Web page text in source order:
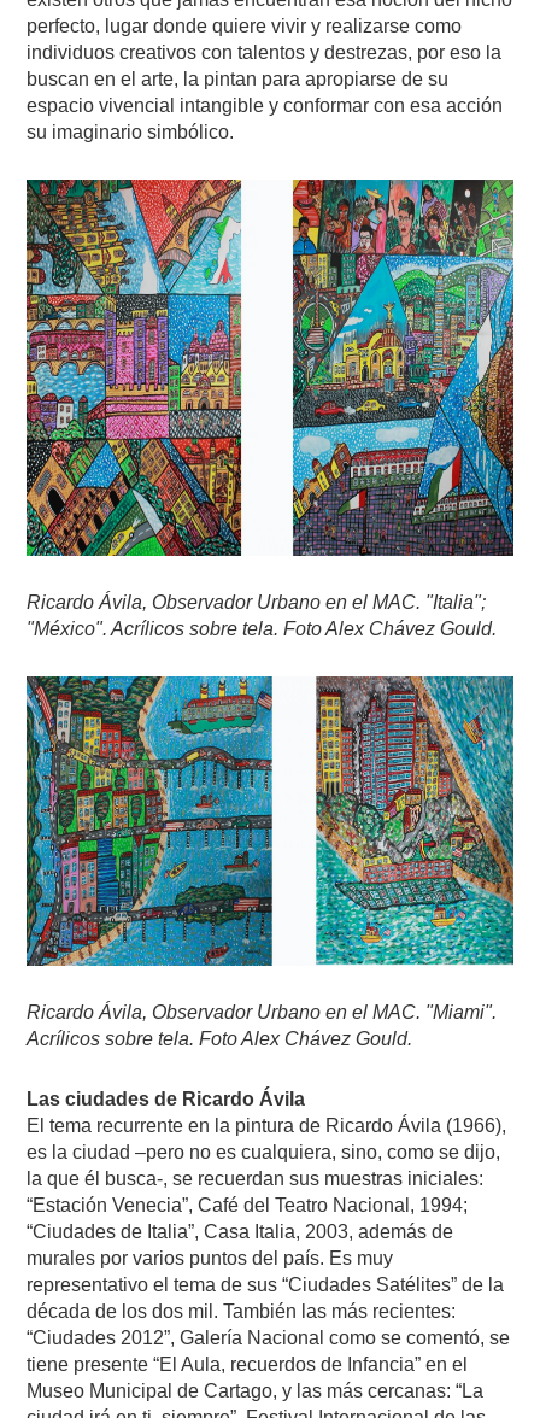
perfecto, lugar donde quiere vivir y realizarse como
individuos creativos con talentos y destrezas, por eso la
buscan en el arte, la pintan para apropiarse de su
espacio vivencial intangible y conformar con esa acción
su imaginario simbólico.
Ricardo Ávila, Observador Urbano en el MAC. "Italia";
"México". Acrílicos sobre tela. Foto Alex Chávez Gould.
Ricardo Ávila, Observador Urbano en el MAC. "Miami".
Acrílicos sobre tela. Foto Alex Chávez Gould.
Las ciudades de Ricardo Ávila
El tema recurrente en la pintura de Ricardo Ávila (1966),
es la ciudad –pero no es cualquiera, sino, como se dijo,
la que él busca-, se recuerdan sus muestras iniciales:
“Estación Venecia”, Café del Teatro Nacional, 1994;
“Ciudades de Italia”, Casa Italia, 2003, además de
murales por varios puntos del país. Es muy
representativo el tema de sus “Ciudades Satélites” de la
década de los dos mil. También las más recientes:
“Ciudades 2012”, Galería Nacional como se comentó, se
tiene presente “El Aula, recuerdos de Infancia” en el
Museo Municipal de Cartago, y las más cercanas: “La